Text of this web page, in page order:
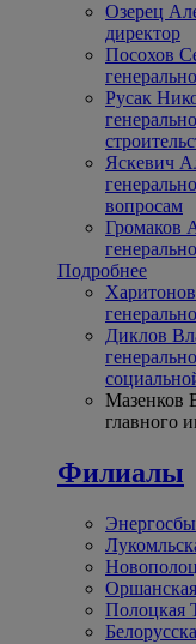
Озерец
директор
Посохов
Русак
Яскевич
вопросам
Громаков
Подробнее
Диклов
Мазенков
главного
Филиалы
Полоцкая